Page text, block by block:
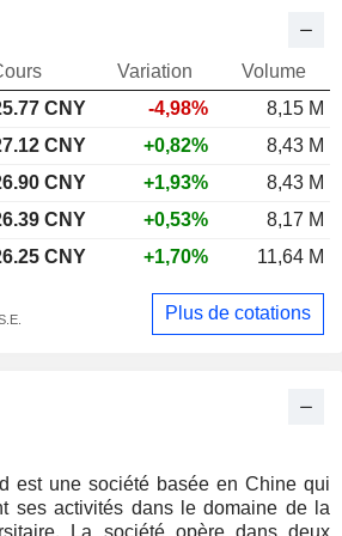
est une société basée en Chine qui
ses activités dans le domaine de la
La société opère dans deux
Variation
Volume
CNY -4,98%
8,15 M
CNY +0,82%
8,43 M
CNY +1,93%
8,43 M
CNY +0,53%
8,17 M
CNY +1,70% 11,64 M
Plus de cotations